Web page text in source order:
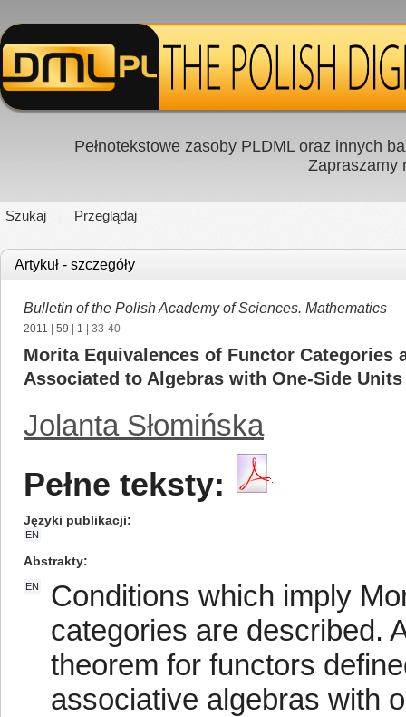
Pełnotekstowe zasoby PLDML oraz innych
Zapraszamy
Szukaj Przeglądaj
Artykuł - szczegóły
Bulletin of the Polish Academy of Sciences. Mathematics
2011 59 1 | 33-40
Morita Equivalences of Functor Categories
Associated to Algebras with One-Side Units
Jolanta Słomińska
Pełne teksty:
Języki publikacji
EN
Abstrakty
EN
Conditions which imply
categories are described.
theorem for functors
associative algebras with